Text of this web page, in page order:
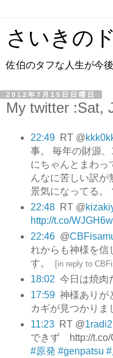
さいきの
佐伯のタフな人生が今
2012年7月15日日曜日
My twitter :Sat,
22:49 RT @
事。 毎年の財源
にちゃんとまわっ
んなに苦しい訳が
景気になってる。
22:48
RT @
http://t.co/
22:46 @
れからも神様を信
す。
[in reply to
18:02 今日は焼肉
17:59 神様あり
カギが見つかりま
11:23
RT @1radi2
できず http://
#原発 #genpatsu